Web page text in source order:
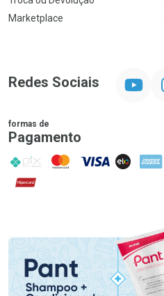
Marketplace
Redes Sociais
formas de
Pagamento
PIX MasterCard
VISA ELO AMEX
Hipercard
Promoção em